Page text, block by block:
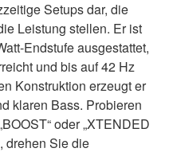
Setups dar, die
Leistung stellen. Er ist
Endstufe ausgestattet,
und bis auf 42 Hz
Konstruktion erzeugt er
klaren Bass. Probieren
oder „XTENDED
drehen Sie die